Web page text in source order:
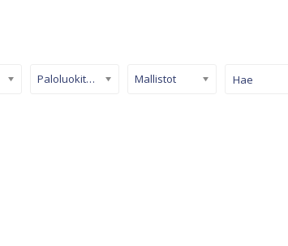
Paloluokiteltu tapetti Mallistot